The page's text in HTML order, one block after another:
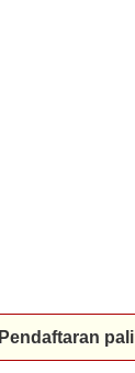
Pendaftaran